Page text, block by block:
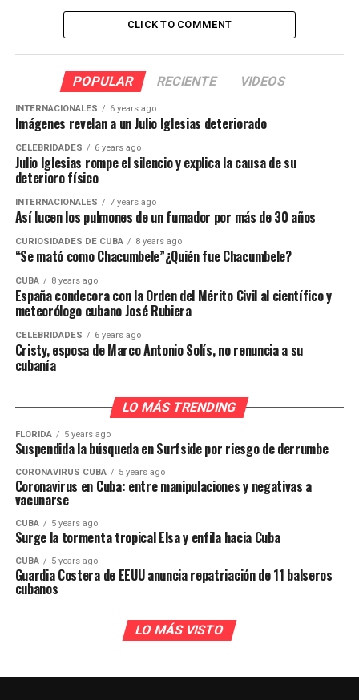
CLICK TO COMMENT
POPULAR RECIENTE VIDEOS
INTERNACIONALES 6 years ago
Imágenes revelan a un Julio Iglesias deteriorado
CELEBRIDADES 6 years ago
Julio Iglesias rompe el silencio y explica la causa de su
deterioro físico
INTERNACIONALES 7 years ago
Así lucen los pulmones de un fumador por más de 30 años
CURIOSIDADES DE CUBA 8 years ago
“Se mató como Chacumbele”¿Quién fue Chacumbele?
CUBA 8 years ago
España condecora con la Orden del Mérito Civil al científico y
meteorólogo cubano José Rubiera
CELEBRIDADES 6 years ago
Cristy, esposa de Marco Antonio Solís, no renuncia a su
cubanía
LO MÁS TRENDING
FLORIDA 5 years ago
Suspendida la búsqueda en Surfside por riesgo de derrumbe
CORONAVIRUS CUBA 5 years ago
Coronavirus en Cuba: entre manipulaciones y negativas a
vacunarse
CUBA 5 years ago
Surge la tormenta tropical Elsa y enfila hacia Cuba
CUBA 5 years ago
Guardia Costera de EEUU anuncia repatriación de 11 balseros
cubanos
LO MÁS VISTO